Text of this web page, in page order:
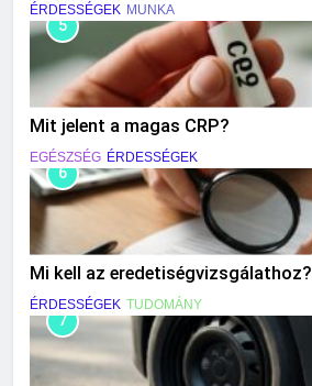
ÉRDESSÉGEK MUNKA
5
Mit jelent a magas CRP?
EGÉSZSÉG ÉRDESSÉGEK
6
Mi kell az eredetiségvizsgálathoz?
ÉRDESSÉGEK TUDOMÁNY
7